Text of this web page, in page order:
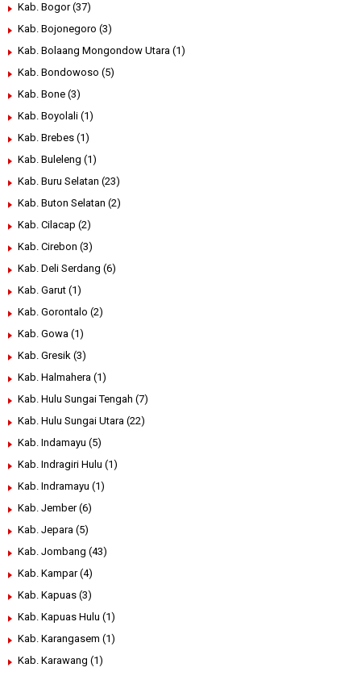
Kab. Bogor (37)
Kab. Bojonegoro (3)
Kab. Bolaang Mongondow Utara (1)
Kab. Bondowoso (5)
Kab. Bone (3)
Kab. Boyolali (1)
Kab. Brebes (1)
Kab. Buleleng (1)
Kab. Buru Selatan (23)
Kab. Buton Selatan (2)
Kab. Cilacap (2)
Kab. Cirebon (3)
Kab. Deli Serdang (6)
Kab. Garut (1)
Kab. Gorontalo (2)
Kab. Gowa (1)
Kab. Gresik (3)
Kab. Halmahera (1)
Kab. Hulu Sungai Tengah (7)
Kab. Hulu Sungai Utara (22)
Kab. Indamayu (5)
Kab. Indragiri Hulu (1)
Kab. Indramayu (1)
Kab. Jember (6)
Kab. Jepara (5)
Kab. Jombang (43)
Kab. Kampar (4)
Kab. Kapuas (3)
Kab. Kapuas Hulu (1)
Kab. Karangasem (1)
Kab. Karawang (1)